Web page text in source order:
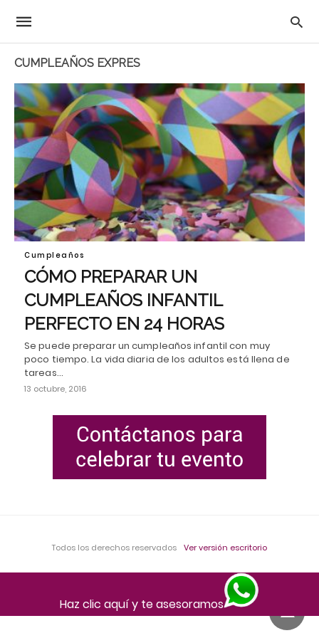
CUMPLEAÑOS EXPRES
Cumpleaños
CÓMO PREPARAR UN
CUMPLEAÑOS INFANTIL
PERFECTO EN 24 HORAS
Se puede preparar un cumpleaños infantil con muy
poco tiempo. La vida diaria de los adultos está llena de
tareas…
13 octubre, 2016
Todos los derechos reservados Ver versión escritorio
Haz clic aquí y te asesoramos